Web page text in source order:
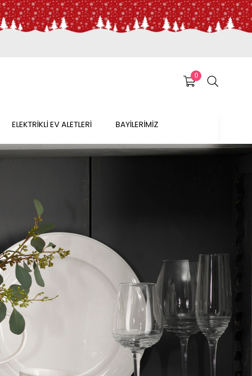
0
ELEKTRİKLİ EV ALETLERİ BAYİLERİMİZ